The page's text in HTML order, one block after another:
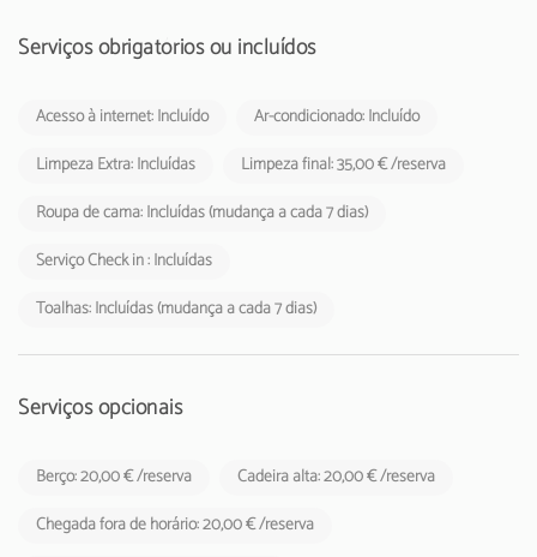
Serviços obrigatórios ou incluídos
Acesso à internet: Incluído
Ar-condicionado: Incluído
Limpeza Extra: Incluídas
Limpeza final: 35,00 € /reserva
Roupa de cama: Incluídas (mudança a cada 7 dias)
Serviço Check in : Incluídas
Toalhas: Incluídas (mudança a cada 7 dias)
Serviços opcionais
Berço: 20,00 € /reserva
Cadeira alta: 20,00 € /reserva
Chegada fora de horário: 20,00 € /reserva